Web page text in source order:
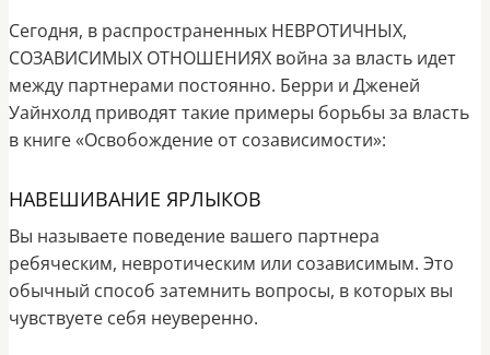
Сегодня, в распространенных НЕВРОТИЧНЫХ,
СОЗАВИСИМЫХ ОТНОШЕНИЯХ война за власть идет
между партнерами постоянно. Берри и Дженей
Уайнхолд приводят такие примеры борьбы за власть
в книге «Освобождение от созависимости»:
​НАВЕШИВАНИЕ ЯРЛЫКОВ
​Вы называете поведение вашего партнера
ребяческим, невротическим или созависимым. Это
обычный способ затемнить вопросы, в которых вы
чувствуете себя неуверенно.